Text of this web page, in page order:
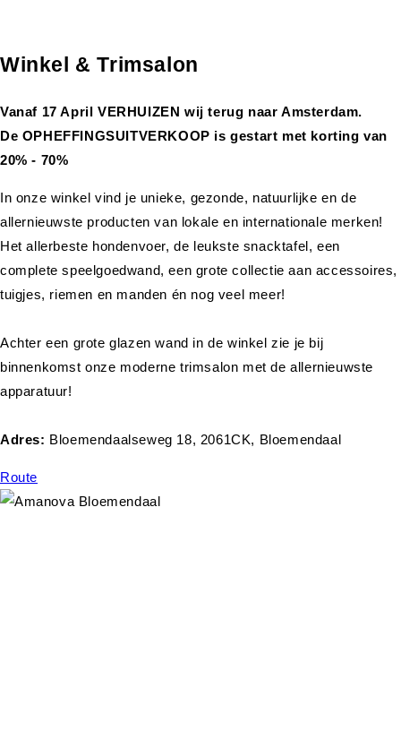
Winkel & Trimsalon
Vanaf 17 April VERHUIZEN wij terug naar Amsterdam.
De OPHEFFINGSUITVERKOOP is gestart met korting van
20% - 70%
In onze winkel vind je unieke, gezonde, natuurlijke en de
allernieuwste producten van lokale en internationale merken!
Het allerbeste hondenvoer, de leukste snacktafel, een
complete speelgoedwand, een grote collectie aan accessoires,
tuigjes, riemen en manden én nog veel meer!
Achter een grote glazen wand in de winkel zie je bij
binnenkomst onze moderne trimsalon met de allernieuwste
apparatuur!
Adres: Bloemendaalseweg 18, 2061CK, Bloemendaal
Route